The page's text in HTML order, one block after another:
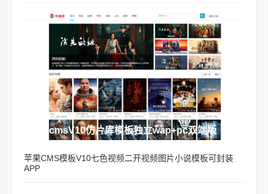
苹果cmsV10仿片库模板独立wap+pc双端版
苹果CMS模板V10七色视频二开视频图片小说模板可封装
APP